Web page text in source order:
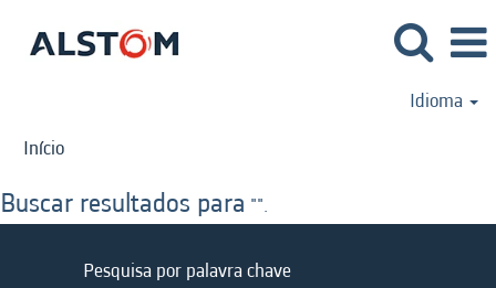
Idioma
Início
Buscar resultados para "".
Pesquisa por palavra chave